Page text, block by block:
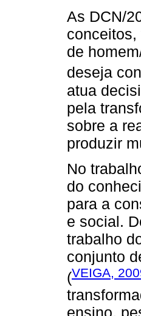
As DCN/
de
deseja
atua
pela
sobre a
produzir
No
do
para a
e social.
trabalho
conjunto
(VEIGA,
ensino,